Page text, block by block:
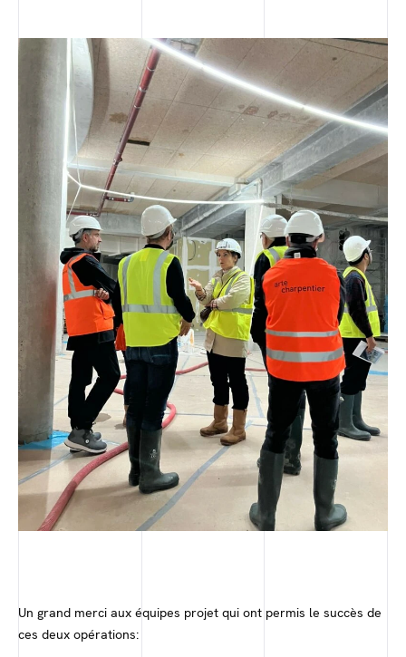
Un grand merci aux équipes projet qui ont permis le succès de
ces deux opérations: